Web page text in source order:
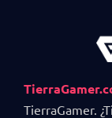
TierraGamer.